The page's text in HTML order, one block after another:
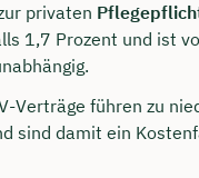
privaten
1,7 Prozent und ist
Verträge führen zu
sind damit ein